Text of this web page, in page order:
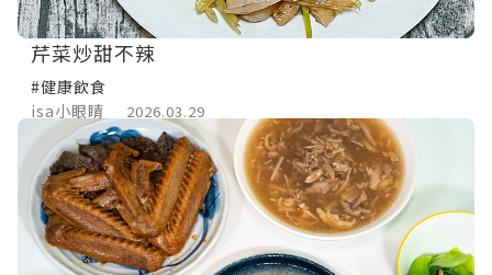
芹菜炒甜不辣
#健康飲食
isa小眼睛
2026.03.29